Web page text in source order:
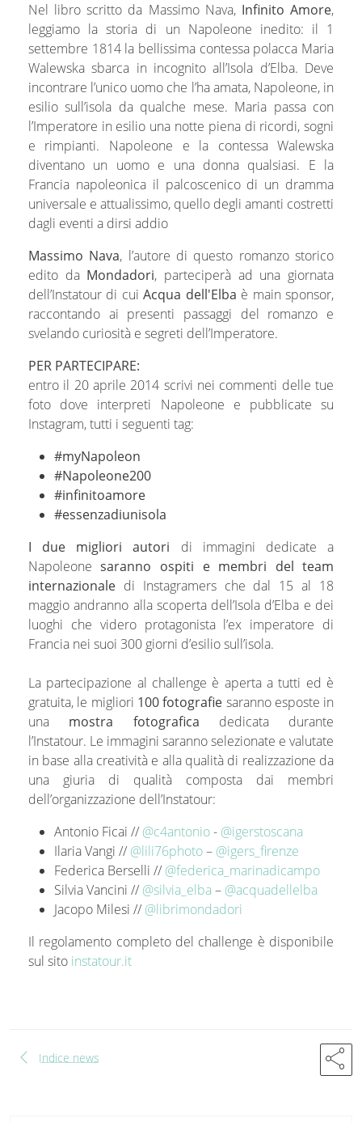
Nel libro scritto da Massimo Nava, Infinito Amore,
leggiamo la storia di un Napoleone inedito: il 1
settembre 1814 la bellissima contessa polacca Maria
Walewska sbarca in incognito all’Isola d’Elba. Deve
incontrare l’unico uomo che l’ha amata, Napoleone, in
esilio sull’isola da qualche mese. Maria passa con
l’Imperatore in esilio una notte piena di ricordi, sogni
e rimpianti. Napoleone e la contessa Walewska
diventano un uomo e una donna qualsiasi. E la
Francia napoleonica il palcoscenico di un dramma
universale e attualissimo, quello degli amanti costretti
dagli eventi a dirsi addio
Massimo Nava, l’autore di questo romanzo storico
edito da Mondadori, parteciperà ad una giornata
dell’Instatour di cuiAcqua dell'Elba è main sponsor,
raccontando ai presenti passaggi del romanzo e
svelando curiosità e segreti dell’Imperatore.
PER PARTECIPARE:
entro il 20 aprile 2014 scrivi nei commenti delle tue
foto dove interpreti Napoleone e pubblicate su
Instagram, tutti i seguenti tag:
#myNapoleon
#Napoleone200
#infinitoamore
#essenzadiunisola
I due migliori autori di immagini dedicate a
Napoleonesaranno ospiti e membri del team
internazionale di Instagramers che dal 15 al 18
maggio andranno alla scoperta dell’Isola d’Elba e dei
luoghi che videro protagonista l’ex imperatore di
Francia nei suoi 300 giorni d’esilio sull’isola.
La partecipazione al challenge è aperta a tutti ed è
gratuita, le migliori 100 fotografie saranno esposte in
una mostra fotografica dedicata durante
l’Instatour. Le immagini saranno selezionate e valutate
in base alla creatività e alla qualità di realizzazione da
una giuria di qualità composta dai membri
dell’organizzazione dell’Instatour:
Antonio Ficai // @c4antonio-@igerstoscana
Ilaria Vangi // @lili76photo– @igers_firenze
Federica Berselli // @federica_marinadicampo
Silvia Vancini // @silvia_elba – @acquadellelba
Jacopo Milesi // @librimondadori
Il regolamento completo del challenge è disponibile
sul sito instatour.it
chevron_left Indice news share